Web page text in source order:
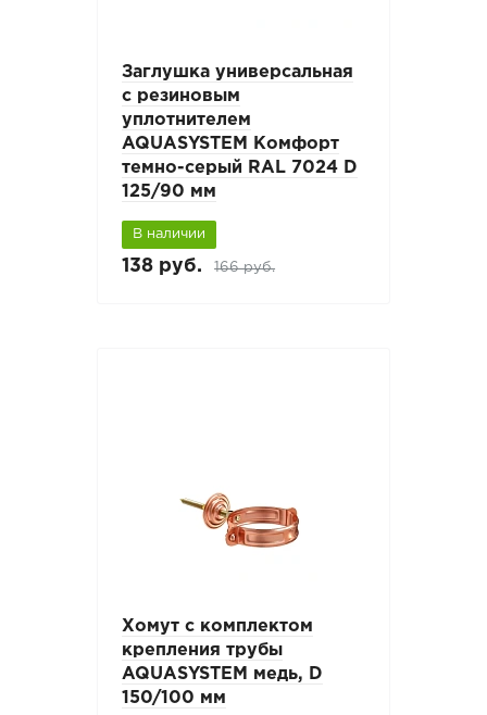
Заглушка универсальная
с резиновым
уплотнителем
AQUASYSTEM Комфорт
темно-серый RAL 7024 D
125/90 мм
В наличии
138 руб. 166 руб.
Хомут с комплектом
крепления трубы
AQUASYSTEM медь, D
150/100 мм